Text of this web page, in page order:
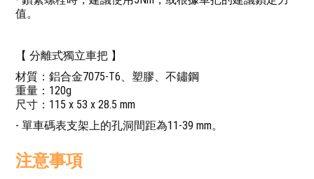
值。
【 分離式獨立車把 】
材質：鋁合金7075-T6、塑膠、不鏽鋼
重量：120g
尺寸：115 x 53 x 28.5 mm
- 單車碼表支架上的孔洞間距為11-39 mm。
注意事項